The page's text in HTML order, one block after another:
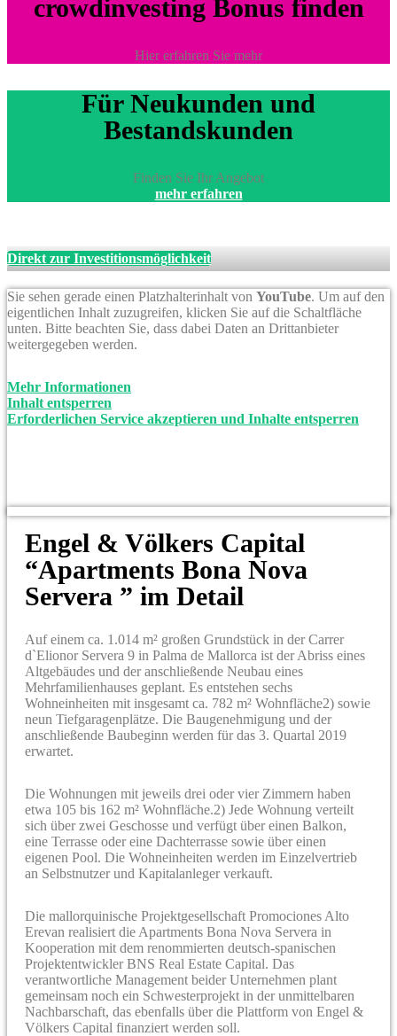
crowdinvesting Bonus finden
Hier erfahren Sie mehr
Für Neukunden und
Bestandskunden
Finden Sie Ihr Angebot
mehr erfahren
Direkt zur Investitionsmöglichkeit
Sie sehen gerade einen Platzhalterinhalt von YouTube. Um auf den
eigentlichen Inhalt zuzugreifen, klicken Sie auf die Schaltfläche
unten. Bitte beachten Sie, dass dabei Daten an Drittanbieter
weitergegeben werden.
Mehr Informationen
Inhalt entsperren
Erforderlichen Service akzeptieren und Inhalte entsperren
Engel & Völkers Capital
“Apartments Bona Nova
Servera ” im Detail
Auf einem ca. 1.014 m² großen Grundstück in der Carrer
d`Elionor Servera 9 in Palma de Mallorca ist der Abriss eines
Altgebäudes und der anschließende Neubau eines
Mehrfamilienhauses geplant. Es entstehen sechs
Wohneinheiten mit insgesamt ca. 782 m² Wohnfläche2) sowie
neun Tiefgaragenplätze. Die Baugenehmigung und der
anschließende Baubeginn werden für das 3. Quartal 2019
erwartet.
Die Wohnungen mit jeweils drei oder vier Zimmern haben
etwa 105 bis 162 m² Wohnfläche.2) Jede Wohnung verteilt
sich über zwei Geschosse und verfügt über einen Balkon,
eine Terrasse oder eine Dachterrasse sowie über einen
eigenen Pool. Die Wohneinheiten werden im Einzelvertrieb
an Selbstnutzer und Kapitalanleger verkauft.
Die mallorquinische Projektgesellschaft Promociones Alto
Erevan realisiert die Apartments Bona Nova Servera in
Kooperation mit dem renommierten deutsch-spanischen
Projektentwickler BNS Real Estate Capital. Das
verantwortliche Management beider Unternehmen plant
gemeinsam noch ein Schwesterprojekt in der unmittelbaren
Nachbarschaft, das ebenfalls über die Plattform von Engel &
Völkers Capital finanziert werden soll.